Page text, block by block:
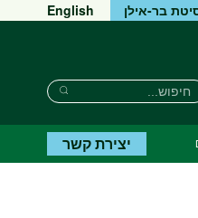
בר-אילן English
חיפוש
יצירת קשר